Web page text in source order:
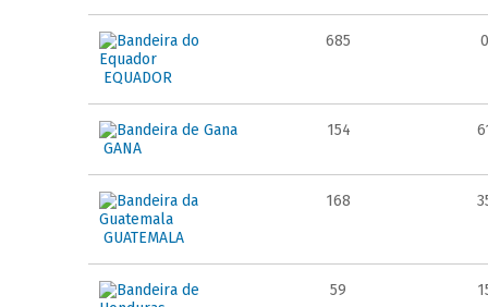
EQUADOR
685 0
GANA
154
GUATEMALA
168
59